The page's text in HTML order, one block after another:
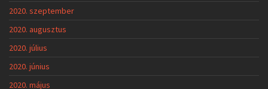
2020. szeptember
2020. augusztus
2020. július
2020. június
2020. május